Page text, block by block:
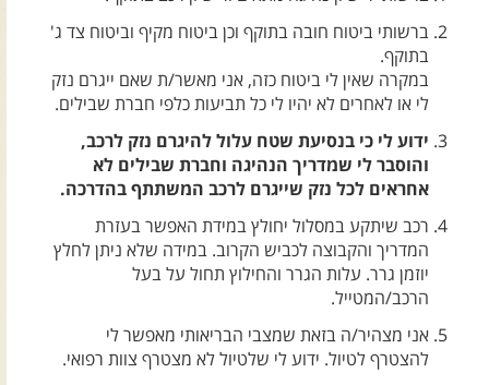
צרו קשר עם שבילים
אודות יואב קווה והאתר שבילים
ברשותי ביטוח חובה בתוקף וכן ביטוח מקיף וביטוח צד ג'
בתוקף.
במקרה שאין לי ביטוח כזה, אני מאשר/ת שאם ייגרם נזק
לי או לאחרים לא יהיו לי כל תביעות כלפי חברת שבילים.
ידוע לי כי בנסיעת שטח עלול להיגרם נזק לרכב,
והוסבר לי שמדריך הנהיגה וחברת שבילים לא
אחראים לכל נזק שייגרם לרכב המשתתף בהדרכה.
רכב שיתקע במסלול יחולץ במידת האפשר בעזרת
המדריך והקבוצה לכביש הקרוב. במידה שלא ניתן לחלץ
יוזמן גרר. עלות הגרר והחילוץ תחול על בעל
הרכב/המטייל.
אני מצהיר/ה בזאת שמצבי הבריאותי מאפשר לי
להצטרף לטיול. ידוע לי שלטיול לא מצטרף צוות רפואי.